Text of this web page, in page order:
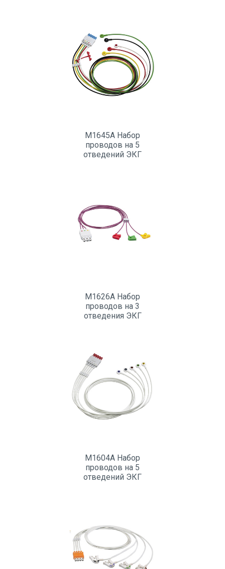
M1645A Набор
проводов на 5
отведений ЭКГ
M1626A Набор
проводов на 3
отведения ЭКГ
M1604A Набор
проводов на 5
отведений ЭКГ